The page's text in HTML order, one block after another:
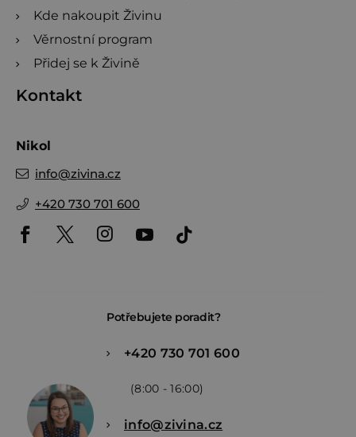
Kde nakoupit Živinu
Věrnostní program
Přidej se k Živině
Kontakt
Nikol
info@zivina.cz
+420 730 701 600
Potřebujete poradit?
+420 730 701 600
(8:00 - 16:00)
info@zivina.cz